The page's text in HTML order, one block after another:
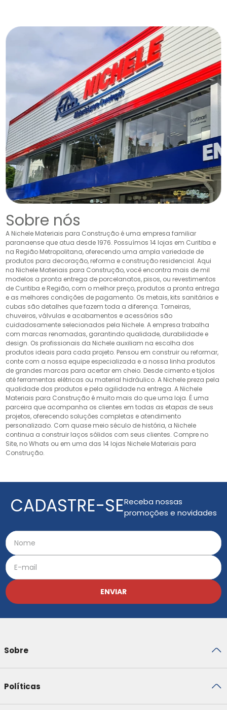
Sobre nós
A Nichele Materiais para Construção é uma empresa familiar
paranaense que atua desde 1976. Possuímos 14 lojas em Curitiba e
na Região Metropolitana, oferecendo uma ampla variedade de
produtos para decoração, reforma e construção residencial. Aqui
na Nichele Materiais para Construção, você encontra mais de mil
modelos a pronta entrega de porcelanatos, pisos, ou revestimentos
de Curitiba e Região, com o melhor preço, produtos a pronta entrega
e as melhores condições de pagamento. Os metais, kits sanitários e
cubas são detalhes que fazem toda a diferença. Torneiras,
chuveiros, válvulas e acabamentos e acessórios são
cuidadosamente selecionados pela Nichele. A empresa trabalha
com marcas renomadas, garantindo qualidade, durabilidade e
design. Os profissionais da Nichele auxiliam na escolha dos
produtos ideais para cada projeto. Pensou em construir ou reformar,
conte com a nossa equipe especializada e a nossa linha produtos
de grandes marcas para acertar em cheio. Desde cimento e tijolos
até ferramentas elétricas ou material hidráulico. A Nichele preza pela
qualidade dos produtos e pela agilidade na entrega. A Nichele
Materiais para Construção é muito mais do que uma loja. É uma
parceira que acompanha os clientes em todas as etapas de seus
projetos, oferecendo soluções completas e atendimento
personalizado. Com quase meio século de história, a Nichele
continua a construir laços sólidos com seus clientes. Compre no
Site, no Whats ou em uma das 14 lojas Nichele Materiais para
Construção.
CADASTRE-SEReceba nossas
promoções e novidades
ENVIAR
Sobre
Políticas